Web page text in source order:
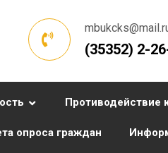
(35352) 2-
Противодействие
опроса граждан